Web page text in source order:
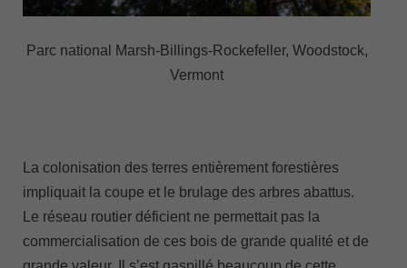
Parc national Marsh-Billings-Rockefeller, Woodstock,
Vermont
La colonisation des terres entièrement forestières
impliquait la coupe et le brulage des arbres abattus.
Le réseau routier déficient ne permettait pas la
commercialisation de ces bois de grande qualité et de